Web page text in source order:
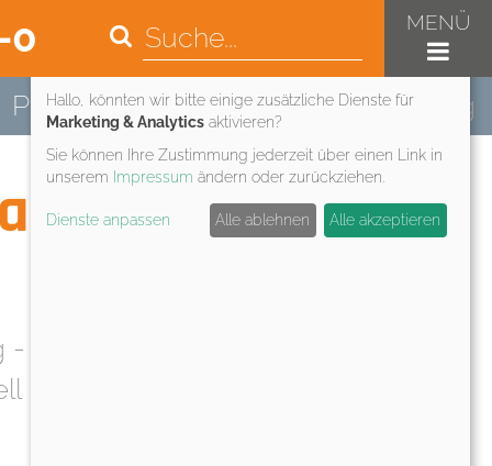
MENÜ
0
Photovoltaikanlagen Finanzierung
ganz ohne Vorauszahlung.
und passgenau zu
Datenschutz & Nutzungserlebnis
Hallo, könnten wir bitte einige zusätzliche Dienste für
Marketing & Analytics aktivieren?
Sie können Ihre Zustimmung jederzeit über einen Link in
unserem Impressum ändern oder zurückziehen.
Dienste anpassen Alle ablehnen Alle akzeptieren